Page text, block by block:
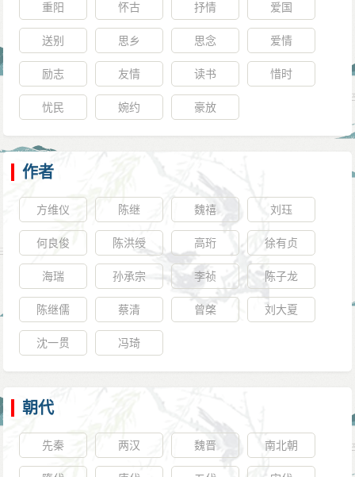
重阳 怀古 抒情 爱国
送别 思乡 思念 爱情
励志 友情 读书 惜时
忧民 婉约 豪放
作者
方维仪 陈继 魏禧 刘珏
何良俊 陈洪绶 高珩 徐有贞
海瑞 孙承宗 李祯 陈子龙
陈继儒 蔡清 曾棨 刘大夏
沈一贯 冯琦
朝代
先秦 两汉 魏晋 南北朝